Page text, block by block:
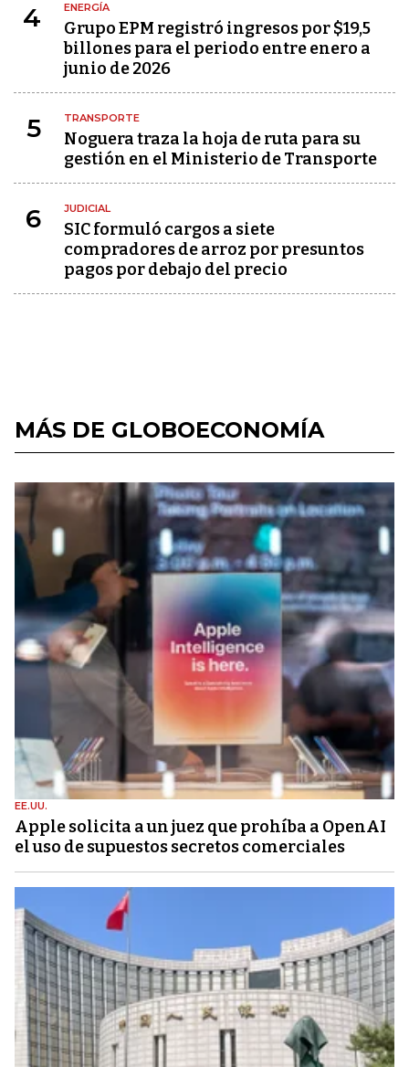
4 ENERGÍA
Grupo EPM registró ingresos por $19,5
billones para el periodo entre enero a
junio de 2026
5 TRANSPORTE
Noguera traza la hoja de ruta para su
gestión en el Ministerio de Transporte
6 JUDICIAL
SIC formuló cargos a siete
compradores de arroz por presuntos
pagos por debajo del precio
MÁS DE GLOBOECONOMÍA
EE.UU.
Apple solicita a un juez que prohíba a OpenAI
el uso de supuestos secretos comerciales